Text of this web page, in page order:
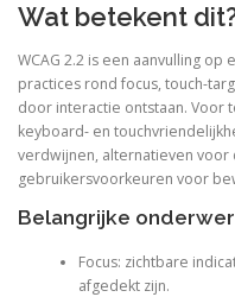
Wat betekent
WCAG 2.2 is een aanvulling
practices rond focus, touch-
door interactie ontstaan. Voor
keyboard- en
verdwijnen, alternatieven
gebruikersvoorkeuren voor
Belangrijke
Focus: zichtbare
afgedekt zijn.